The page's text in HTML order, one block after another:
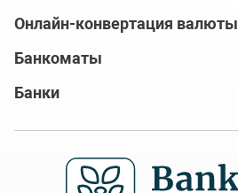
Онлайн-конвертация валюты
Банкоматы
Банки